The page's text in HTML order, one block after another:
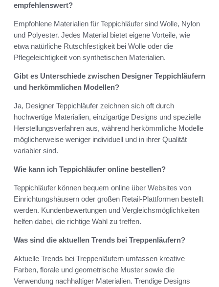
empfehlenswert?
Empfohlene Materialien für Teppichläufer sind Wolle, Nylon
und Polyester. Jedes Material bietet eigene Vorteile, wie
etwa natürliche Rutschfestigkeit bei Wolle oder die
Pflegeleichtigkeit von synthetischen Materialien.
Gibt es Unterschiede zwischen Designer Teppichläufern
und herkömmlichen Modellen?
Ja, Designer Teppichläufer zeichnen sich oft durch
hochwertige Materialien, einzigartige Designs und spezielle
Herstellungsverfahren aus, während herkömmliche Modelle
möglicherweise weniger individuell und in ihrer Qualität
variabler sind.
Wie kann ich Teppichläufer online bestellen?
Teppichläufer können bequem online über Websites von
Einrichtungshäusern oder großen Retail-Plattformen bestellt
werden. Kundenbewertungen und Vergleichsmöglichkeiten
helfen dabei, die richtige Wahl zu treffen.
Was sind die aktuellen Trends bei Treppenläufern?
Aktuelle Trends bei Treppenläufern umfassen kreative
Farben, florale und geometrische Muster sowie die
Verwendung nachhaltiger Materialien. Trendige Designs